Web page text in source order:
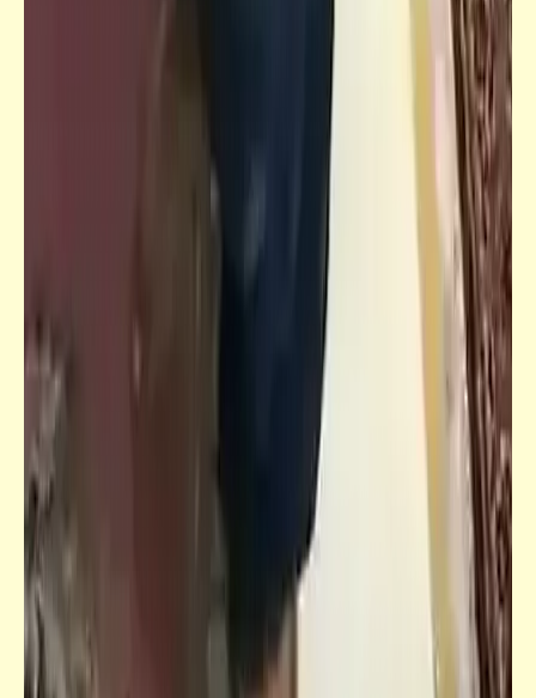
هل صار الابتذال أسلوب حياة معظم المصريين؟
رئيس الوزراء: المواطن المصري يشعر الآن بنتائج
الإصلاح الاقتصادي والإنجازات